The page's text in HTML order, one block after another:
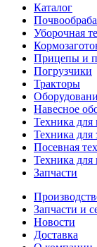
Каталог
Уборочная
Прицепы и
Погрузчики
Тракторы
Навесное
Техника для
Техника для
Посевная
Техника для
Запчасти
Запчасти и
Новости
Доставка